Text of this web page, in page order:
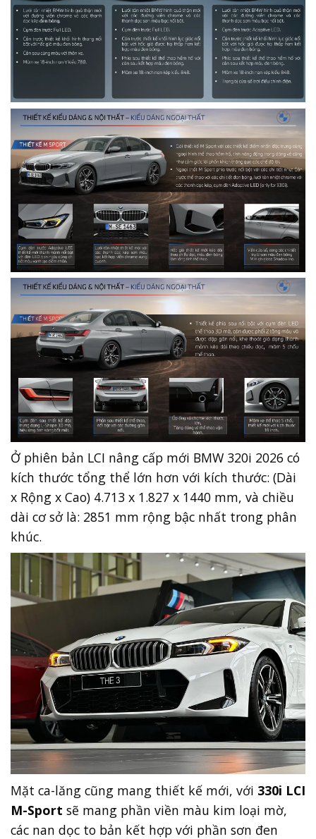
Ở phiên bản LCI nâng cấp mới BMW 320i 2026 có
kích thước tổng thể lớn hơn với kích thước: (Dài
x Rộng x Cao) 4.713 x 1.827 x 1440 mm, và chiều
dài cơ sở là: 2851 mm rộng bậc nhất trong phân
khúc.
Mặt ca-lăng cũng mang thiết kế mới, với 330i LCI
M-Sport sẽ mang phần viền màu kim loại mờ,
các nan dọc to bản kết hợp với phần sơn đen